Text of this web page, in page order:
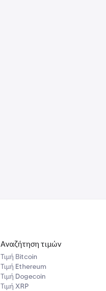
Αναζήτηση τιμών
Τιμή Βitcoin
Τιμή Ethereum
Τιμή Dogecoin
Τιμή XRP